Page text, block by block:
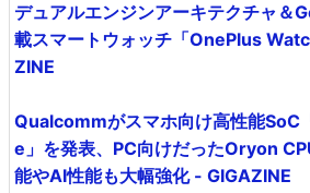
デュアルエンジンアーキテクチャ＆
載スマートウォッチ「OnePlus
ZINE
Qualcommがスマホ向け高性能
e」を発表、PC向けだったOryon
能やAI性能も大幅強化 - GIGAZINE